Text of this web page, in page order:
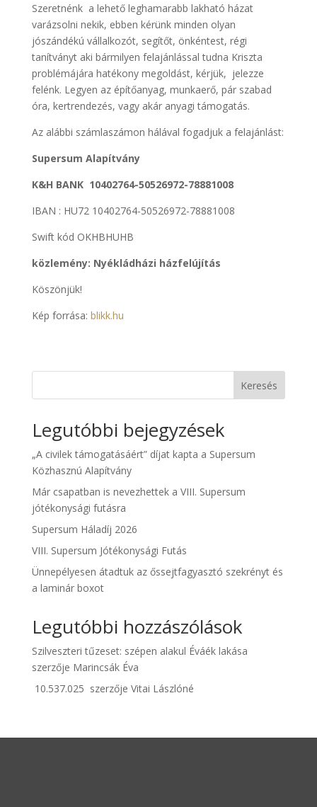
Szeretnénk a lehető leghamarabb lakható házat
varázsolni nekik, ebben kérünk minden olyan
jószándékú vállalkozót, segítőt, önkéntest, régi
tanítványt aki bármilyen felajánlással tudna Kriszta
problémájára hatékony megoldást, kérjük, jelezze
felénk. Legyen az építőanyag, munkaerő, pár szabad
óra, kertrendezés, vagy akár anyagi támogatás.
Az alábbi számlaszámon hálával fogadjuk a felajánlást:
Supersum Alapítvány
K&H BANK 10402764-50526972-78881008
IBAN : HU72 10402764-50526972-78881008
Swift kód OKHBHUHB
közlemény: Nyékládházi házfelújítás
Köszönjük!
Kép forrása: blikk.hu
Keresés
Legutóbbi bejegyzések
„A civilek támogatásáért” díjat kapta a Supersum
Közhasznú Alapítvány
Már csapatban is nevezhettek a VIII. Supersum
jótékonysági futásra
Supersum Háladíj 2026
VIII. Supersum Jótékonysági Futás
Ünnepélyesen átadtuk az őssejtfagyasztó szekrényt és
a laminár boxot
Legutóbbi hozzászólások
Szilveszteri tűzeset: szépen alakul Éváék lakása
szerzője Marincsák Éva
10.537.025 szerzője Vitai Lászlóné